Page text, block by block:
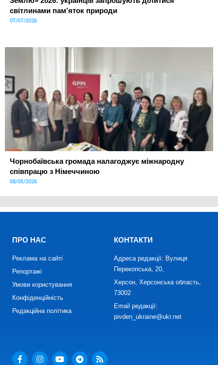
світлинами пам’яток природи
07/07/2026
Чорнобаївська громада налагоджує міжнародну
співпрацю з Німеччиною
08/05/2026
ПРО НАС
Реклама на сайті
Репортажі
Умови користування
Конфіденційність
Редакційна політика
КОНТАКТИ
Адреса редакції: Вулиця
Перекопська, 20,
Херсон, Херсонська область,
73002
Email редакції:
pivden_ukraine@ukr.net